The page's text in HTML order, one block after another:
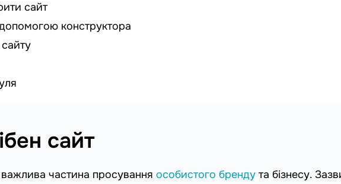
сайт
конструктора
сайт
важлива частина просування особистого бренду та бізнесу.